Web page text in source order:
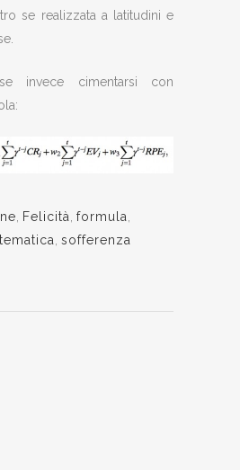
se realizzata a latitudini e
invece cimentarsi con
Felicità formula
sofferenza